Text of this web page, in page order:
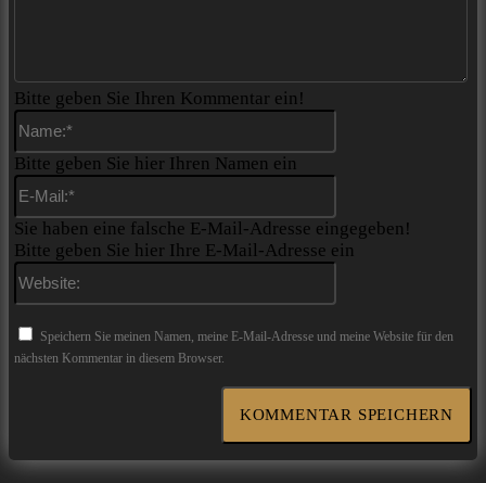
Bitte geben Sie Ihren Kommentar ein!
Bitte geben Sie hier Ihren Namen ein
Sie haben eine falsche E-Mail-Adresse eingegeben!
Bitte geben Sie hier Ihre E-Mail-Adresse ein
Speichern Sie meinen Namen, meine E-Mail-Adresse und meine Website für den
nächsten Kommentar in diesem Browser.